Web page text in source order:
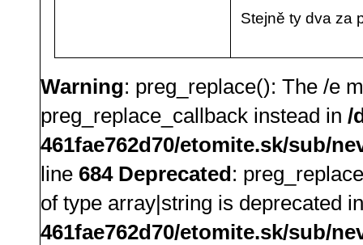
Stejně ty dva za
Warning: preg_replace(): The /e
preg_replace_callback instead in /
461fae762d70/etomite.sk/sub/
line 684 Deprecated:
of type array|string is deprecated
461fae762d70/etomite.sk/sub/